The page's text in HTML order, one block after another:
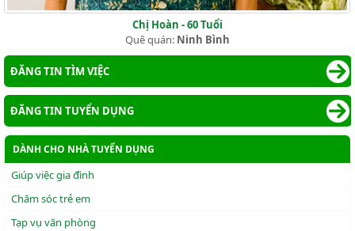
Chị Hoàn - 60 Tuổi
Quê quán: Ninh Bình
ĐĂNG TIN TÌM VIỆC
ĐĂNG TIN TUYỂN DỤNG
DÀNH CHO NHÀ TUYỂN DỤNG
Giúp việc gia đình
Chăm sóc trẻ em
Tạp vụ văn phòng